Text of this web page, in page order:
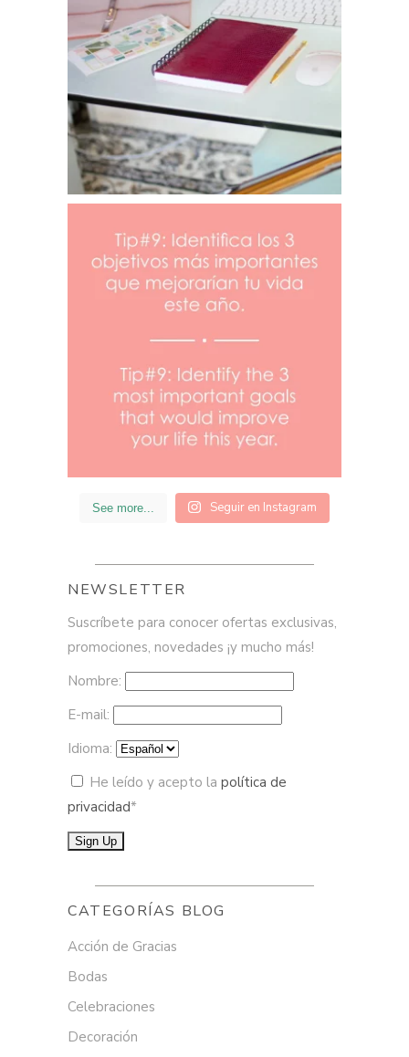
See more... Seguir en Instagram
NEWSLETTER
Suscríbete para conocer ofertas exclusivas,
promociones, novedades ¡y mucho más!
Nombre:
E-mail:
Idioma:
He leído y acepto la política de
privacidad*
CATEGORÍAS BLOG
Acción de Gracias
Bodas
Celebraciones
Decoración